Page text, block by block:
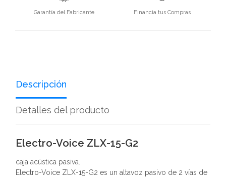
Garantía del Fabricante Financia tus Compras
Descripción
Detalles del producto
Electro-Voice ZLX-15-G2
caja acústica pasiva.
Electro-Voice ZLX-15-G2 es un altavoz pasivo de 2 vías de